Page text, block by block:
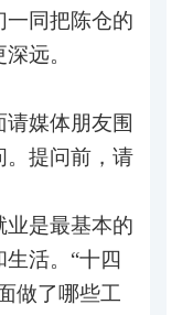
一同把陈仓的
远。
媒体朋友围
。提问前，请
业是最基本的
活。“十四
做了哪些工